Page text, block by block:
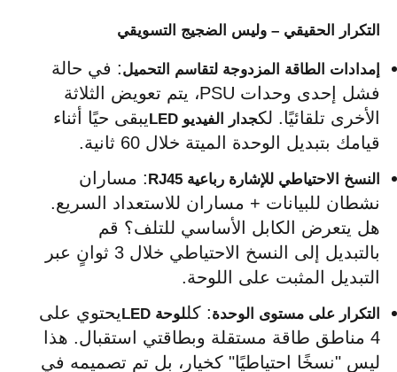
عرض الواقع الافتراضي
معلومات عنا
جولة في المصنع
ضبط الجودة
اتصل بنا
أخبار
الحالات
التكرار الحقيقي – وليس الضجيج التسويقي
إمدادات الطاقة المزدوجة لتقاسم التحميل
الأخرى تلقائيًا. لكجدار الفيديو LED
قيامك بتبديل الوحدة الميتة خلال 60 ثانية.
النسخ الاحتياطي للإشارة رباعية RJ45
التبديل المثبت على اللوحة.
التكرار على مستوى الوحدة: كللوحة LED